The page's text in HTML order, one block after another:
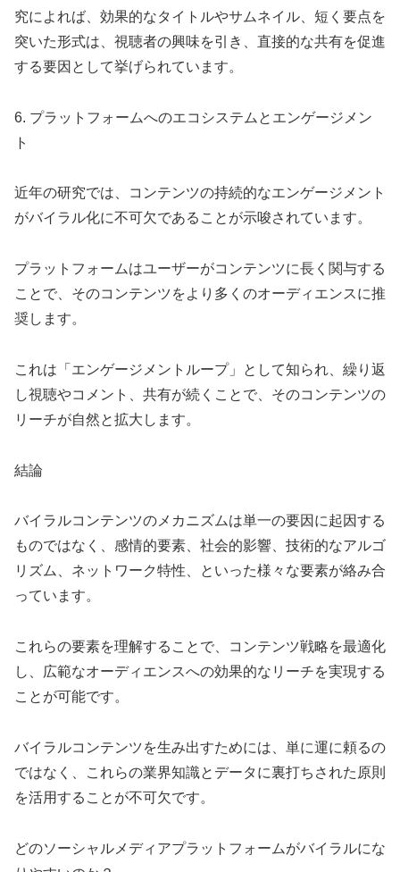
究によれば、効果的なタイトルやサムネイル、短く要点を
突いた形式は、視聴者の興味を引き、直接的な共有を促進
する要因として挙げられています。
6. プラットフォームへのエコシステムとエンゲージメン
ト
近年の研究では、コンテンツの持続的なエンゲージメント
がバイラル化に不可欠であることが示唆されています。
プラットフォームはユーザーがコンテンツに長く関与する
ことで、そのコンテンツをより多くのオーディエンスに推
奨します。
これは「エンゲージメントループ」として知られ、繰り返
し視聴やコメント、共有が続くことで、そのコンテンツの
リーチが自然と拡大します。
結論
バイラルコンテンツのメカニズムは単一の要因に起因する
ものではなく、感情的要素、社会的影響、技術的なアルゴ
リズム、ネットワーク特性、といった様々な要素が絡み合
っています。
これらの要素を理解することで、コンテンツ戦略を最適化
し、広範なオーディエンスへの効果的なリーチを実現する
ことが可能です。
バイラルコンテンツを生み出すためには、単に運に頼るの
ではなく、これらの業界知識とデータに裏打ちされた原則
を活用することが不可欠です。
どのソーシャルメディアプラットフォームがバイラルにな